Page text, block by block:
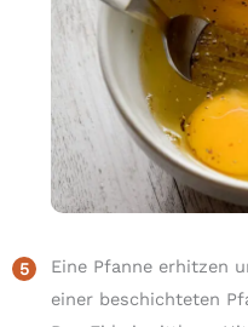
Eine Pfanne erhitzen
einer beschichteten